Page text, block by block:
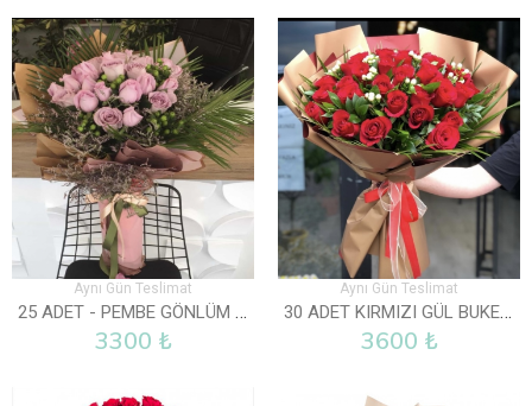
Aynı Gün Teslimat
25 ADET - PEMBE GÖNLÜM SENDE
3300 ₺
Aynı Gün Teslimat
30 ADET KIRMIZI GÜL BUKETI
3600 ₺